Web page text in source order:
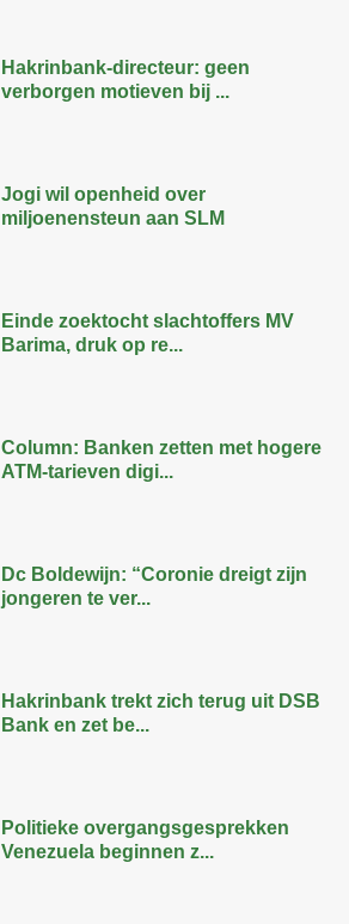
Hakrinbank-directeur: geen
verborgen motieven bij ...
Jogi wil openheid over
miljoenensteun aan SLM
Einde zoektocht slachtoffers MV
Barima, druk op re...
Column: Banken zetten met hogere
ATM-tarieven digi...
Dc Boldewijn: “Coronie dreigt zijn
jongeren te ver...
Hakrinbank trekt zich terug uit DSB
Bank en zet be...
Politieke overgangsgesprekken
Venezuela beginnen z...